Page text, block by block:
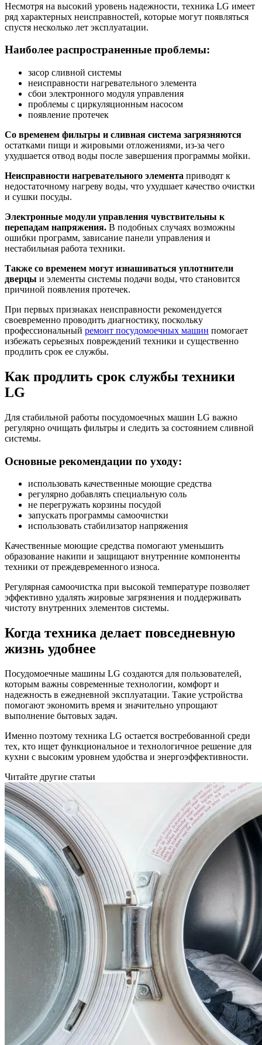
Несмотря на высокий уровень надежности, техника LG имеет
ряд характерных неисправностей, которые могут появляться
спустя несколько лет эксплуатации.
Наиболее распространенные проблемы:
засор сливной системы
неисправности нагревательного элемента
сбои электронного модуля управления
проблемы с циркуляционным насосом
появление протечек
Со временем фильтры и сливная система загрязняются
остатками пищи и жировыми отложениями, из-за чего
ухудшается отвод воды после завершения программы мойки.
Неисправности нагревательного элемента приводят к
недостаточному нагреву воды, что ухудшает качество очистки
и сушки посуды.
Электронные модули управления чувствительны к
перепадам напряжения. В подобных случаях возможны
ошибки программ, зависание панели управления и
нестабильная работа техники.
Также со временем могут изнашиваться уплотнители
дверцы и элементы системы подачи воды, что становится
причиной появления протечек.
При первых признаках неисправности рекомендуется
своевременно проводить диагностику, поскольку
профессиональный ремонт посудомоечных машин помогает
избежать серьезных повреждений техники и существенно
продлить срок ее службы.
Как продлить срок службы техники
LG
Для стабильной работы посудомоечных машин LG важно
регулярно очищать фильтры и следить за состоянием сливной
системы.
Основные рекомендации по уходу:
использовать качественные моющие средства
регулярно добавлять специальную соль
не перегружать корзины посудой
запускать программы самоочистки
использовать стабилизатор напряжения
Качественные моющие средства помогают уменьшить
образование накипи и защищают внутренние компоненты
техники от преждевременного износа.
Регулярная самоочистка при высокой температуре позволяет
эффективно удалять жировые загрязнения и поддерживать
чистоту внутренних элементов системы.
Когда техника делает повседневную
жизнь удобнее
Посудомоечные машины LG создаются для пользователей,
которым важны современные технологии, комфорт и
надежность в ежедневной эксплуатации. Такие устройства
помогают экономить время и значительно упрощают
выполнение бытовых задач.
Именно поэтому техника LG остается востребованной среди
тех, кто ищет функциональное и технологичное решение для
кухни с высоким уровнем удобства и энергоэффективности.
Читайте другие статьи